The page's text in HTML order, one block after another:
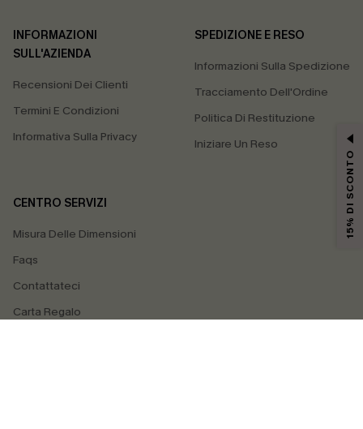
INFORMAZIONI
SULL'AZIENDA
Recensioni Dei Clienti
Termini E Condizioni
Informativa Sulla Privacy
SPEDIZIONE E RESO
Informazioni Sulla Spedizione
Tracciamento Dell'Ordine
Politica Di Restituzione
Iniziare Un Reso
CENTRO SERVIZI
Misura Delle Dimensioni
Faqs
Contattateci
Carta Regalo
15% DI SCONTO